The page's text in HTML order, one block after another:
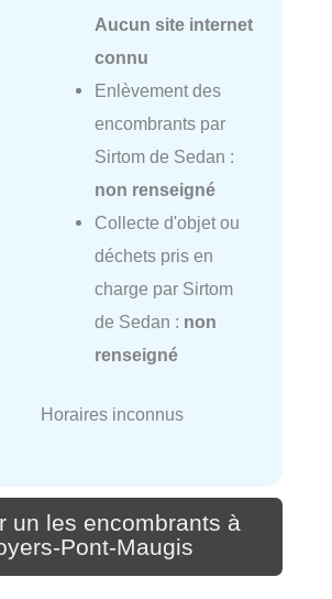
Aucun site internet
connu
Enlèvement des
encombrants par
Sirtom de Sedan :
non renseigné
Collecte d'objet ou
déchets pris en
charge par Sirtom
de Sedan : non
renseigné
Horaires inconnus
un les encombrants à
Pont-Maugis